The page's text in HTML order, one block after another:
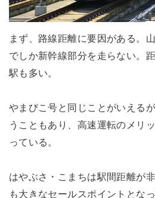
まず、路線距離に要因がある。
でしか新幹線部分を走らない。
駅も多い。
やまびこ号と同じことがいえる
うこともあり、高速運転のメリ
っている。
はやぶさ・こまちは駅間距離が
も大きなセールスポイントとなっ